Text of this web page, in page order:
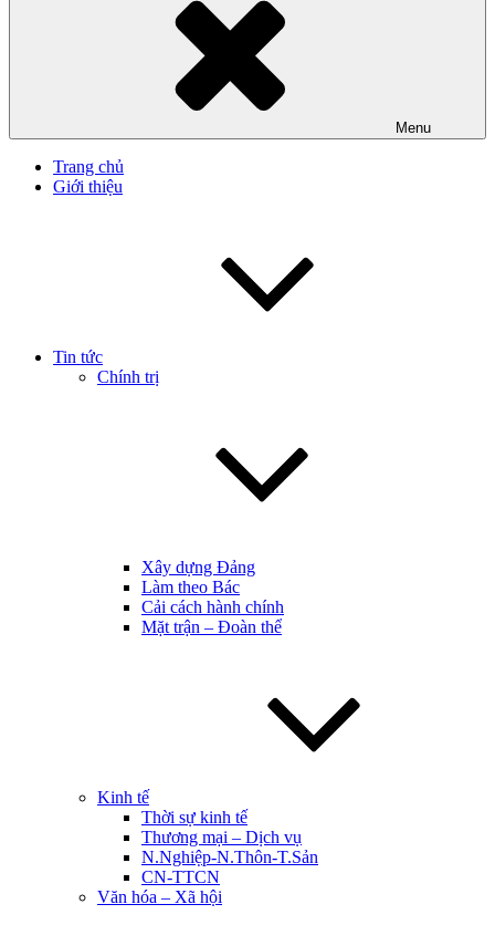
Menu
Trang chủ
Giới thiệu
Tin tức
Chính trị
Xây dựng Đảng
Làm theo Bác
Cải cách hành chính
Mặt trận – Đoàn thể
Kinh tế
Thời sự kinh tế
Thương mại – Dịch vụ
N.Nghiệp-N.Thôn-T.Sản
CN-TTCN
Văn hóa – Xã hội